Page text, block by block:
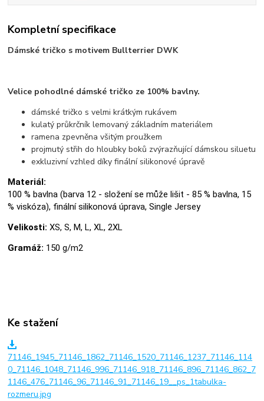
Kompletní specifikace
Dámské tričko s motivem Bullterrier DWK
Velice pohodlné dámské tričko ze 100% bavlny.
dámské tričko s velmi krátkým rukávem
kulatý průkrčník lemovaný základním materiálem
ramena zpevněna všitým proužkem
projmutý střih do hloubky boků zvýrazňující dámskou siluetu
exkluzivní vzhled díky finální silikonové úpravě
Materiál:
100 % bavlna (barva 12 - složení se může lišit - 85 % bavlna, 15
% viskóza), finální silikonová úprava, Single Jersey
Velikosti: XS, S, M, L, XL, 2XL
Gramáž: 150 g/m2
Ke stažení
71146_1945_71146_1862_71146_1520_71146_1237_71146_114
0_71146_1048_71146_996_71146_918_71146_896_71146_862_7
1146_476_71146_96_71146_91_71146_19__ps_1tabulka-
rozmeru.jpg